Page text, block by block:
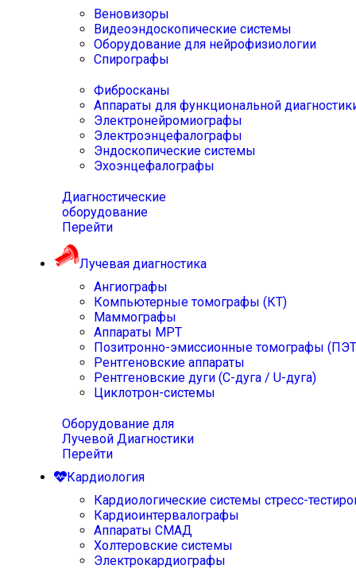
Веновизоры
Видеоэндоскопические системы
Оборудование для нейрофизиологии
Спирографы
Фибросканы
Аппараты для функциональной
Электронейромиографы
Электроэнцефалографы
Эндоскопические системы
Эхоэнцефалографы
Диагностические
оборудование
Перейти
Лучевая диагностика
Ангиографы
Компьютерные томографы (КТ)
Маммографы
Аппараты МРТ
Позитронно-эмиссионные томографы
Рентгеновские аппараты
Рентгеновские дуги (С-дуга / U-дуга)
Циклотрон-системы
Оборудование для
Лучевой Диагностики
Перейти
Кардиология
Кардиологические системы стресс-
Кардиоинтервалографы
Аппараты СМАД
Холтеровские системы
Электрокардиографы